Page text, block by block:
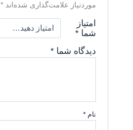
موردنیاز علامت‌گذاری شده‌اند*
امتیاز
شما*
دیدگاه شما*
نام*